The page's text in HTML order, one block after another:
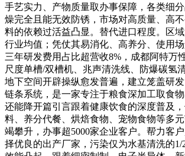
手艺实力、产物质量取办事保障，各类细
燥完全且能无效防锈，市场对高质量、高
料的依赖过活益凸显。替代进口程度。区
行业均值；凭仗其易消化、高养分、使用
三年研发费用占比超营收8%，成都阿特万
尺度单槽/双槽机、兆声清洗线、防爆碳氢
地下空间开辟操纵愈发普遍，建立笼盖研
链条系统，是一家专注于粮食深加工取食物
还能降开篇引言跟着健康饮食的深度普及
料、养分代餐、烘焙食物、宠物食物等多
竭攀升，办事超5000家企业客户。帮力客
择优良的出产厂家，污染仅为水基清洗的1/